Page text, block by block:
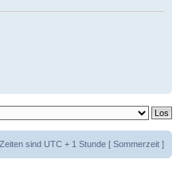
Zeiten sind UTC + 1 Stunde [ Sommerzeit ]